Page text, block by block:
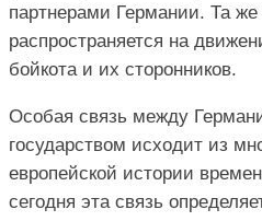
партнерами Германии. Та же
распространяется на
бойкота и их сторонников.
Особая связь между
государством исходит из
европейской истории
сегодня эта связь